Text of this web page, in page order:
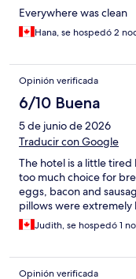
Everywhere was clean
Hana, se hospedó 2
Opinión verificada
6/10 Buena
5 de junio de 2026
Traducir con Google
The hotel is a little
too much choice for
eggs, bacon and
pillows were extremely
Judith, se hospedó 1
Opinión verificada